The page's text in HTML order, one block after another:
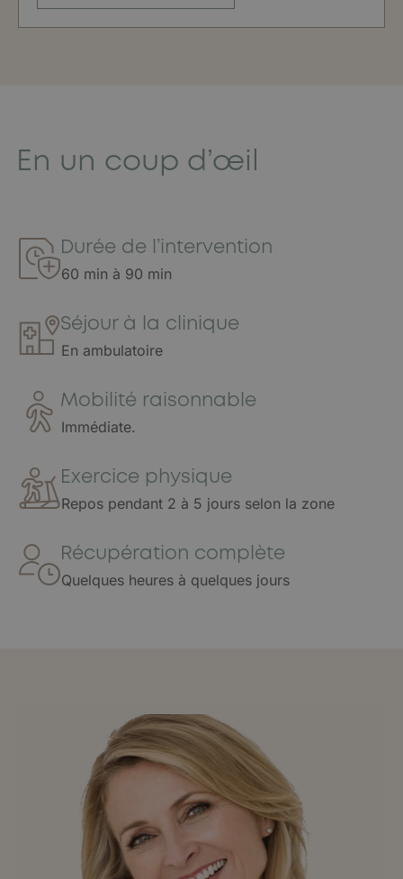
En un coup d’œil
Durée de l’intervention
60 min à 90 min
Séjour à la clinique
En ambulatoire
Mobilité raisonnable
Immédiate.
Exercice physique
Repos pendant 2 à 5 jours selon la zone
Récupération complète
Quelques heures à quelques jours